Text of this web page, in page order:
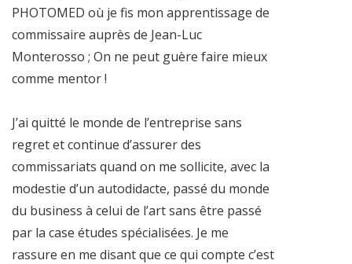
PHOTOMED où je fis mon apprentissage de
commissaire auprès de Jean-Luc
Monterosso ; On ne peut guère faire mieux
comme mentor !
J’ai quitté le monde de l’entreprise sans
regret et continue d’assurer des
commissariats quand on me sollicite, avec la
modestie d’un autodidacte, passé du monde
du business à celui de l’art sans être passé
par la case études spécialisées. Je me
rassure en me disant que ce qui compte c’est